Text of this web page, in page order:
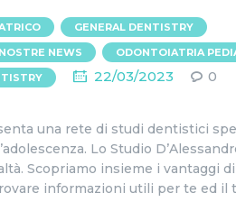
GENERAL DENTISTRY
NEWS ODONTOIATRIA
22/03/2023 0
una rete di studi dentistici
Lo Studio
Scopriamo insieme i vantaggi
informazioni utili per te ed il